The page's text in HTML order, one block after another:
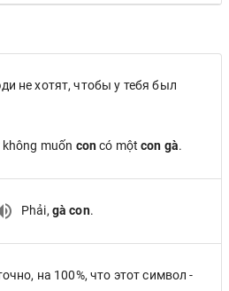
не хотят, чтобы у тебя был
muốn concó mộtcon gà.
Phải, gà con.
на 100%, что этот символ -